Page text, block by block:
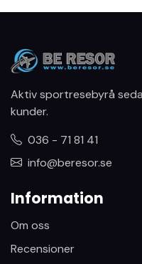
Aktiv sportresebyrå
kunder.
036 - 71 81 41
info@beresor.se
Information
Om oss
Recensioner